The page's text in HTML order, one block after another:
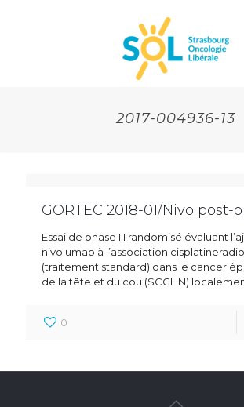
2017-004936-13
GORTEC 2018-01/Nivo post-
Essai de phase III randomisé évaluant
nivolumab à l’association
(traitement standard) dans le cancer
de la tête et du cou (SCCHN)
0